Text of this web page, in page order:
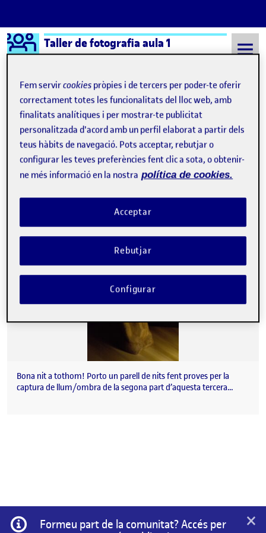
Saltar al contingut
Logo Ágora
Taller de fotografia aula 1
Semestre 20211 - Aula 1 19 Novembre, 2021
19 Novembre, 2021
Publicat per
Rubén Sarabia Jofre
Data de publicació
-comentariel Les meves proves de la part 2.
Bona nit a tothom! Porto un parell de nits fent proves per la
captura de llum/ombra de la segona part d’aquesta tercera…
Informació
Formeu part de la comunitat? Accés per
×
Fem servircookies pròpies i de tercers per poder-te oferir
correctament totes les funcionalitats del lloc web, amb
finalitats analítiques i per mostrar-te publicitat
personalitzada d'acord amb un perfil elaborat a partir dels
teus hàbits de navegació. Pots acceptar, rebutjar o
configurar les teves preferències fent clic a sota, o obtenir-
ne més informació en la nostra política de cookies.
Rebutjar
Acceptar
Configurar